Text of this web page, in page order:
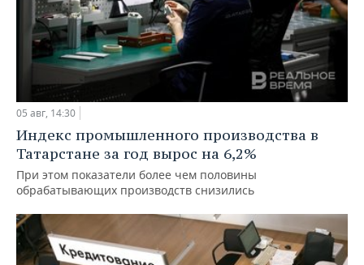
05 авг, 14:30
Индекс промышленного производства в
Татарстане за год вырос на 6,2%
При этом показатели более чем половины
обрабатывающих производств снизились